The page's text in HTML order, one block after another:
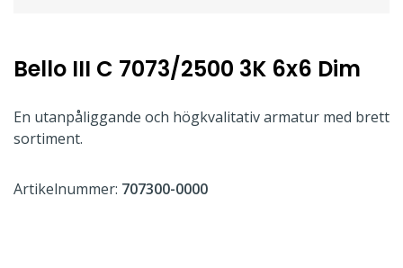
Bello III C 7073/2500 3K 6x6 Dim
En utanpåliggande och högkvalitativ armatur med brett
sortiment.
Artikelnummer: 707300-0000